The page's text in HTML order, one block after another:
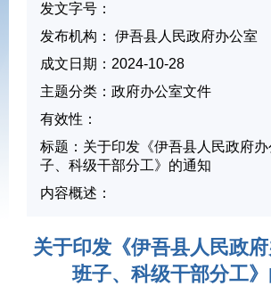
发文字号：
发布机构：
伊吾县人民政府办公室
成文日期： 2024-10-28
主题分类： 政府办公室文件
有效性：
标题： 关于印发《伊吾县人民政府
子、科级干部分工》的通知
内容概述：
关于印发《伊吾县人民政
班子、科级干部分工